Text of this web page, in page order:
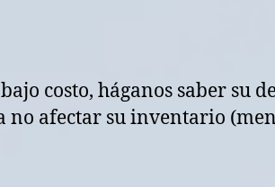
costo, háganos saber su
afectar su inventario